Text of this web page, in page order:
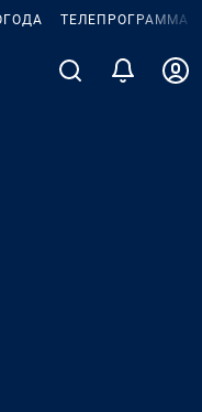
ТЕЛЕПРОГРАММА